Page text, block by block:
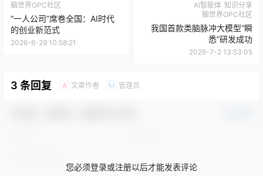
脑世界OPC社区
“一人公司”席卷全国：AI时代
的创业新范式
2026-6-29 10:58:21
AI智能体 知识分享
脑世界OPC社区
我国首款类脑脉冲大模型“瞬
悉”研发成功
2026-7-2 13:53:05
3 条回复 A 文章作者 M 管理员
您必须登录或注册以后才能发表评论